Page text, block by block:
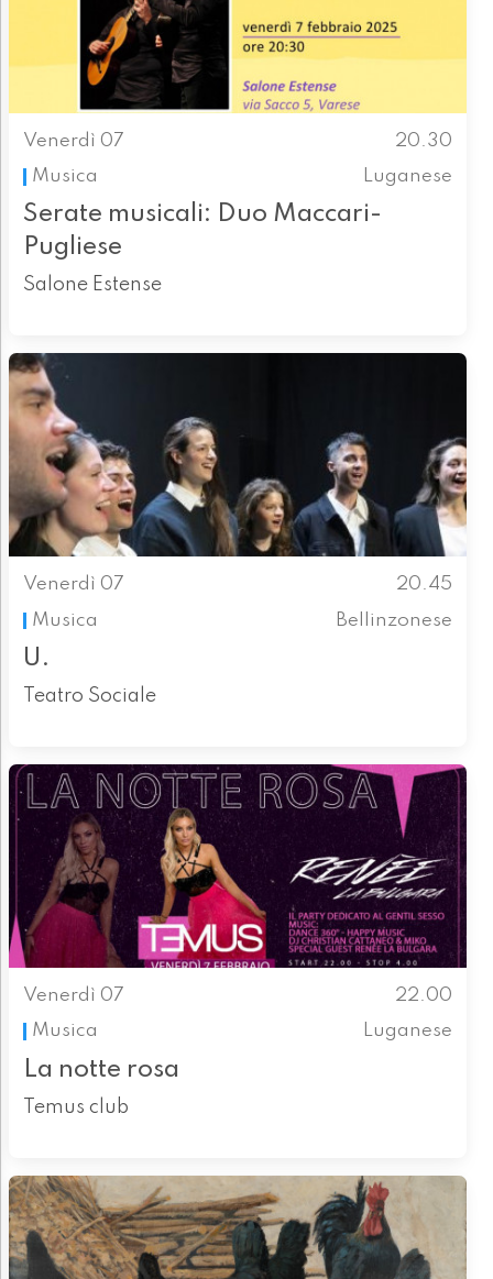
Venerdì 07
20.30
Musica
Luganese
Serate musicali: Duo Maccari-
Pugliese
Salone Estense
Venerdì 07
20.45
Musica
Bellinzonese
U.
Teatro Sociale
Venerdì 07
22.00
Musica
Luganese
La notte rosa
Temus club